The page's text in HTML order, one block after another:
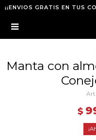
¡¡ENVIOS GRATIS EN TUS

Manta con
$